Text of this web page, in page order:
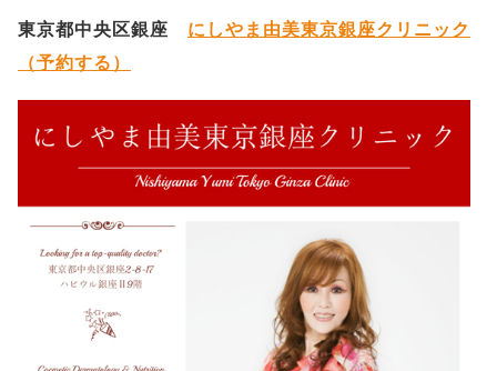
東京都中央区銀座 にしやま由美東京銀座クリニック
（予約する）